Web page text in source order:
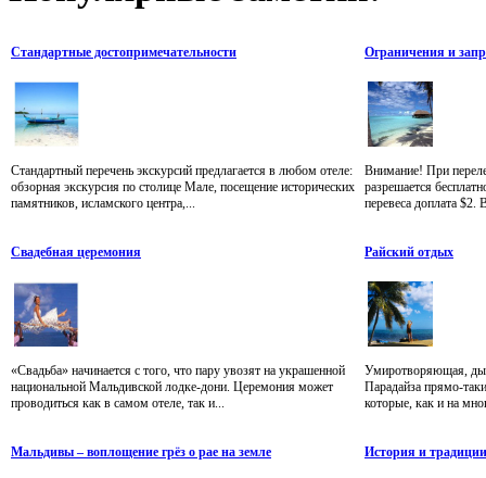
Стандартные достопримечательности
Стандартный перечень экскурсий предлагается в любом отеле:
обзорная экскурсия по столице Мале, посещение исторических
памятников, исламского центра,...
Ограничения и
Внимание! При
разрешается
перевеса доплата
Свадебная церемония
«Свадьба» начинается с того, что пару увозят на украшенной
национальной Мальдивской лодке-дони. Церемония может
проводиться как в самом отеле, так и...
Райский отдых
Умиротворяющая,
Парадайза прямо-
которые, как и на
Мальдивы – воплощение грёз о рае на земле История и